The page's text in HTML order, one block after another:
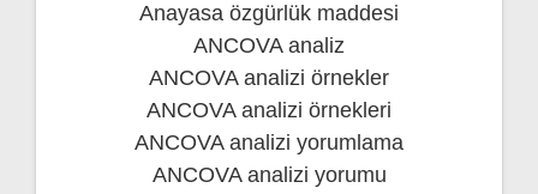
Anayasa özgürlük maddesi
ANCOVA analiz
ANCOVA analizi örnekler
ANCOVA analizi örnekleri
ANCOVA analizi yorumlama
ANCOVA analizi yorumu